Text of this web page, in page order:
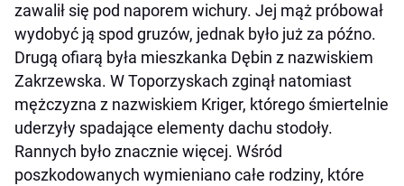
zawalił się pod naporem wichury. Jej mąż próbował
wydobyć ją spod gruzów, jednak było już za późno.
Drugą ofiarą była mieszkanka Dębin z nazwiskiem
Zakrzewska. W Toporzyskach zginął natomiast
mężczyzna z nazwiskiem Kriger, którego śmiertelnie
uderzyły spadające elementy dachu stodoły.
Rannych było znacznie więcej. Wśród
poszkodowanych wymieniano całe rodziny, które